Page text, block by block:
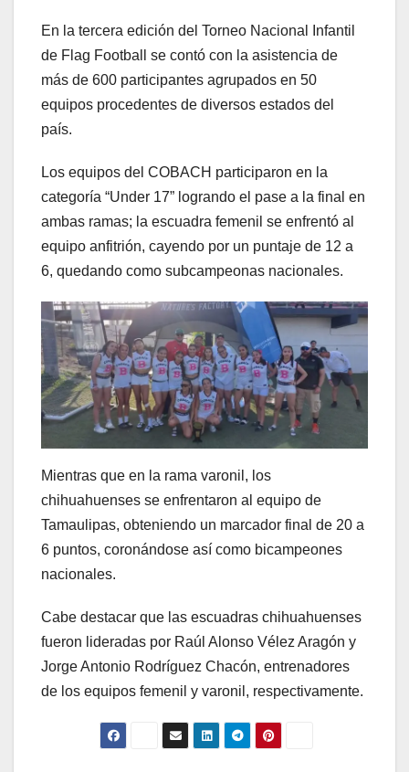
En la tercera edición del Torneo Nacional Infantil
de Flag Football se contó con la asistencia de
más de 600 participantes agrupados en 50
equipos procedentes de diversos estados del
país.
Los equipos del COBACH participaron en la
categoría “Under 17” logrando el pase a la final en
ambas ramas; la escuadra femenil se enfrentó al
equipo anfitrión, cayendo por un puntaje de 12 a
6, quedando como subcampeonas nacionales.
Mientras que en la rama varonil, los
chihuahuenses se enfrentaron al equipo de
Tamaulipas, obteniendo un marcador final de 20 a
6 puntos, coronándose así como bicampeones
nacionales.
Cabe destacar que las escuadras chihuahuenses
fueron lideradas por Raúl Alonso Vélez Aragón y
Jorge Antonio Rodríguez Chacón, entrenadores
de los equipos femenil y varonil, respectivamente.